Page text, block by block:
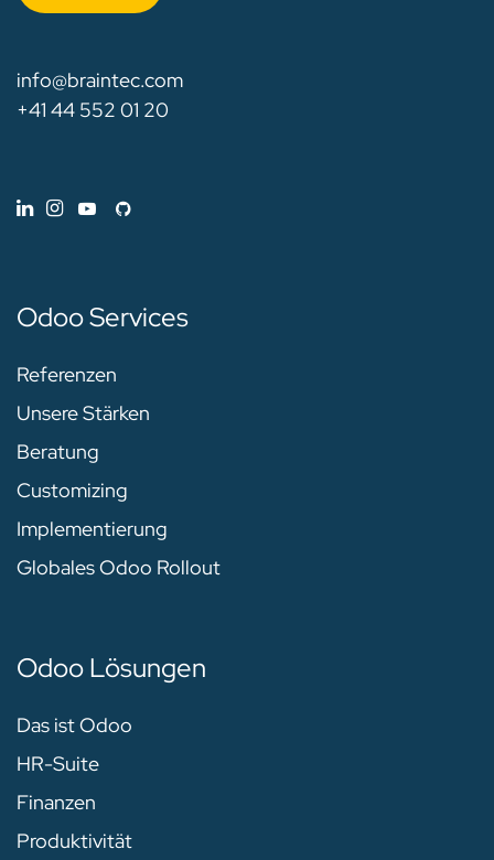
info@braintec.com
+41 44 552 01 20
Odoo Services
Referenzen
Unsere Stärken
Beratung
Customizing
Implementierung
Globales Odoo Rollout
Odoo Lösungen
Das ist Odoo
HR-Suite
Finanzen
Produktivität